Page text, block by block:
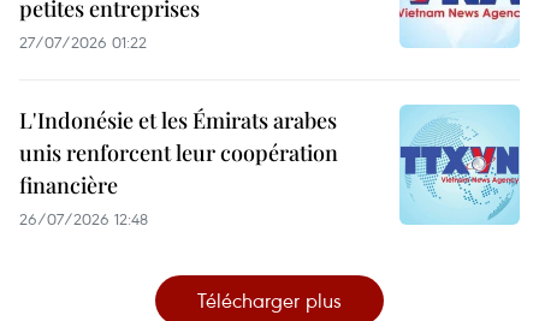
petites entreprises
27/07/2026 01:22
L'Indonésie et les Émirats arabes
unis renforcent leur coopération
financière
26/07/2026 12:48
Télécharger plus